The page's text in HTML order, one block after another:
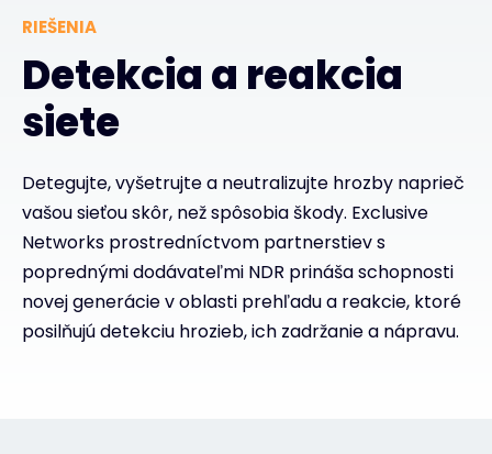
Kontakt
RIEŠENIA
Detekcia a reakcia
siete
Detegujte, vyšetrujte a neutralizujte hrozby naprieč
vašou sieťou skôr, než spôsobia škody. Exclusive
Networks prostredníctvom partnerstiev s
poprednými dodávateľmi NDR prináša schopnosti
novej generácie v oblasti prehľadu a reakcie, ktoré
posilňujú detekciu hrozieb, ich zadržanie a nápravu.